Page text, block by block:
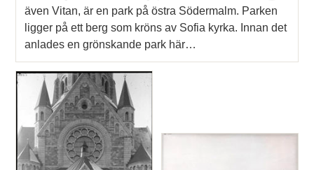
även Vitan, är en park på östra Södermalm. Parken
ligger på ett berg som kröns av Sofia kyrka. Innan det
anlades en grönskande park här…